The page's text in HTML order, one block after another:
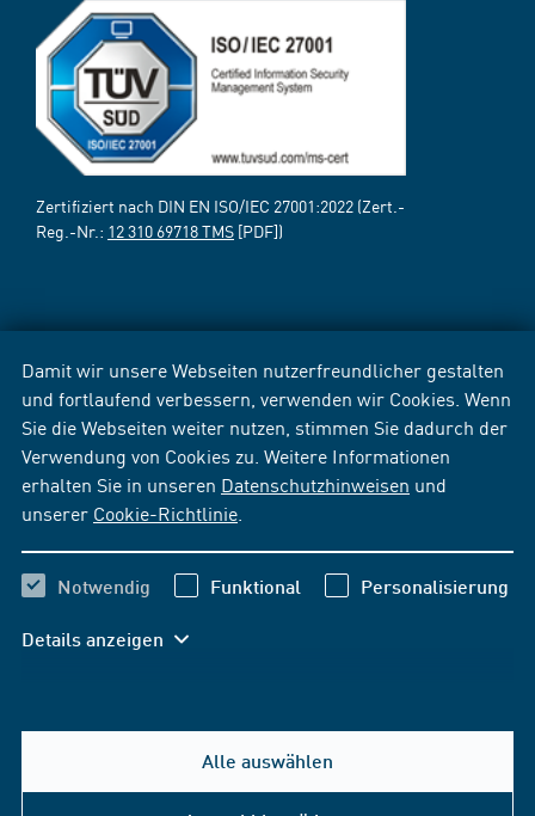
Damit wir unsere Webseiten nutzerfreundlicher gestalten
und fortlaufend verbessern, verwenden wir Cookies. Wenn
Sie die Webseiten weiter nutzen, stimmen Sie dadurch der
Verwendung von Cookies zu. Weitere Informationen
erhalten Sie in unseren Datenschutzhinweisen und
unserer Cookie-Richtlinie
Notwendig Funktional Personalisierung
Details anzeigen
Alle auswählen
Zertifiziert nach DIN EN ISO/IEC 27001:2022 (Zert.-
Reg.-Nr.: 12 310 69718 TMS [PDF])